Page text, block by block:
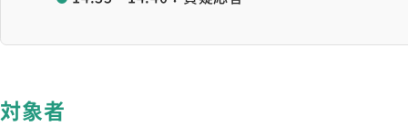
対象者